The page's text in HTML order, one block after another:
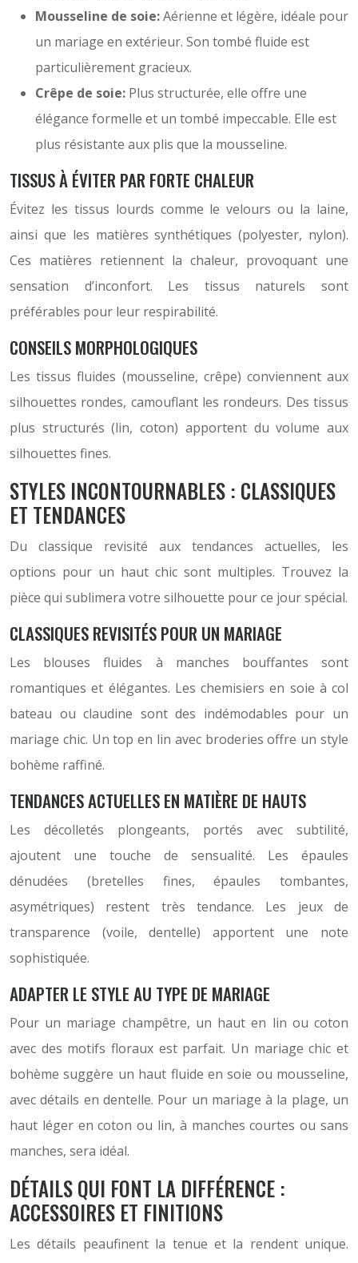
Mousseline de soie:Aérienne et légère, idéale pour
un mariage en extérieur. Son tombé fluide est
particulièrement gracieux.
Crêpe de soie: Plus structurée, elle offre une
élégance formelle et un tombé impeccable. Elle est
plus résistante aux plis que la mousseline.
TISSUS À ÉVITER PAR FORTE CHALEUR
Évitez les tissus lourds comme le velours ou la laine,
ainsi que les matières synthétiques (polyester, nylon).
Ces matières retiennent la chaleur, provoquant une
sensation d’inconfort. Les tissus naturels sont
préférables pour leur respirabilité.
CONSEILS MORPHOLOGIQUES
Les tissus fluides (mousseline, crêpe) conviennent aux
silhouettes rondes, camouflant les rondeurs. Des tissus
plus structurés (lin, coton) apportent du volume aux
silhouettes fines.
STYLES INCONTOURNABLES : CLASSIQUES
ET TENDANCES
Du classique revisité aux tendances actuelles, les
options pour un haut chic sont multiples. Trouvez la
pièce qui sublimera votre silhouette pour ce jour spécial.
CLASSIQUES REVISITÉS POUR UN MARIAGE
Les blouses fluides à manches bouffantes sont
romantiques et élégantes. Les chemisiers en soie à col
bateau ou claudine sont des indémodables pour un
mariage chic. Un top en lin avec broderies offre un style
bohème raffiné.
TENDANCES ACTUELLES EN MATIÈRE DE HAUTS
Les décolletés plongeants, portés avec subtilité,
ajoutent une touche de sensualité. Les épaules
dénudées (bretelles fines, épaules tombantes,
asymétriques) restent très tendance. Les jeux de
transparence (voile, dentelle) apportent une note
sophistiquée.
ADAPTER LE STYLE AU TYPE DE MARIAGE
Pour un mariage champêtre, un haut en lin ou coton
avec des motifs floraux est parfait. Un mariage chic et
bohème suggère un haut fluide en soie ou mousseline,
avec détails en dentelle. Pour un mariage à la plage, un
haut léger en coton ou lin, à manches courtes ou sans
manches, sera idéal.
DÉTAILS QUI FONT LA DIFFÉRENCE :
ACCESSOIRES ET FINITIONS
Les détails peaufinent la tenue et la rendent unique.